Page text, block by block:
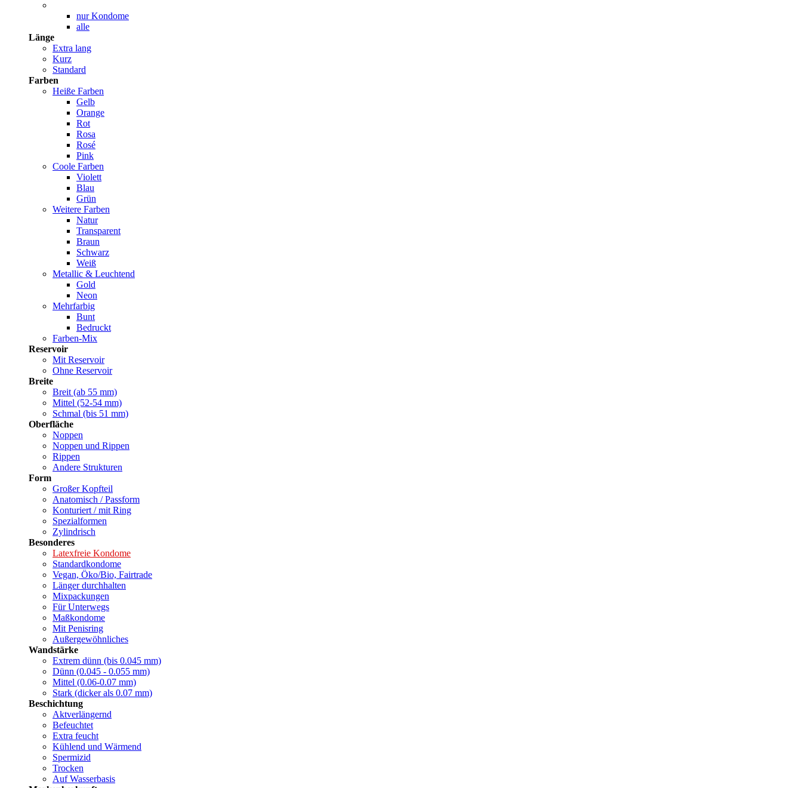
nur Kondome
alle
Länge
Extra lang
Kurz
Standard
Farben
Heiße Farben
Gelb
Orange
Rot
Rosa
Rosé
Pink
Coole Farben
Violett
Blau
Grün
Weitere Farben
Natur
Transparent
Braun
Schwarz
Weiß
Metallic & Leuchtend
Gold
Neon
Mehrfarbig
Bunt
Bedruckt
Farben-Mix
Reservoir
Mit Reservoir
Ohne Reservoir
Breite
Breit (ab 55 mm)
Mittel (52-54 mm)
Schmal (bis 51 mm)
Oberfläche
Noppen
Noppen und Rippen
Rippen
Andere Strukturen
Form
Großer Kopfteil
Anatomisch / Passform
Konturiert / mit Ring
Spezialformen
Zylindrisch
Besonderes
Latexfreie Kondome
Standardkondome
Vegan, Öko/Bio, Fairtrade
Länger durchhalten
Mixpackungen
Für Unterwegs
Maßkondome
Mit Penisring
Außergewöhnliches
Wandstärke
Extrem dünn (bis 0.045 mm)
Dünn (0.045 - 0.055 mm)
Mittel (0.06-0.07 mm)
Stark (dicker als 0.07 mm)
Beschichtung
Aktverlängernd
Befeuchtet
Extra feucht
Kühlend und Wärmend
Spermizid
Trocken
Auf Wasserbasis